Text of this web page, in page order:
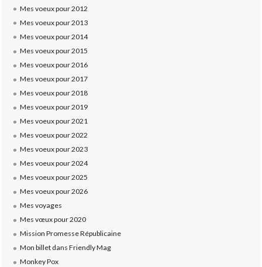
Mes voeux pour 2012
Mes voeux pour 2013
Mes voeux pour 2014
Mes voeux pour 2015
Mes voeux pour 2016
Mes voeux pour 2017
Mes voeux pour 2018
Mes voeux pour 2019
Mes voeux pour 2021
Mes voeux pour 2022
Mes voeux pour 2023
Mes voeux pour 2024
Mes voeux pour 2025
Mes voeux pour 2026
Mes voyages
Mes vœux pour 2020
Mission Promesse Républicaine
Mon billet dans Friendly Mag
Monkey Pox